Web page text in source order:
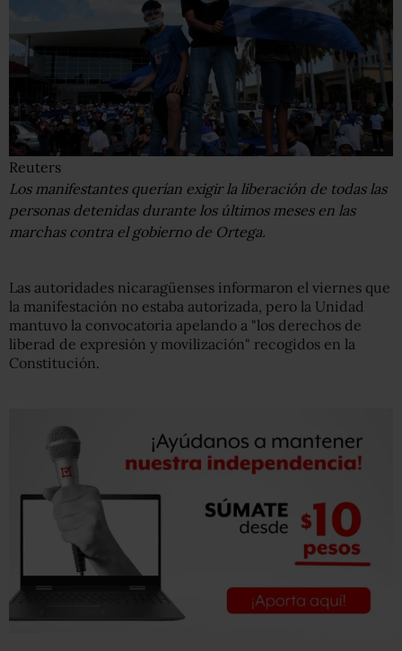
Reuters
Los manifestantes querían exigir la liberación de todas las
personas detenidas durante los últimos meses en las
marchas contra el gobierno de Ortega.
Las autoridades nicaragüenses informaron el viernes que
la manifestación no estaba autorizada, pero la Unidad
mantuvo la convocatoria apelando a "los derechos de
liberad de expresión y movilización" recogidos en la
Constitución.